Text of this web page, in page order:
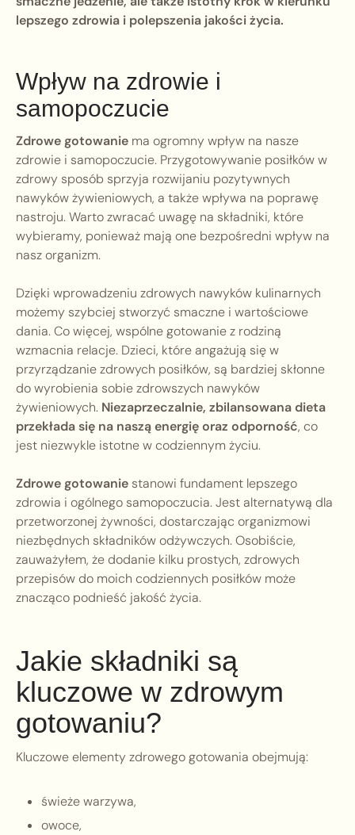
lepszego zdrowia i polepszenia jakości życia.
Wpływ na zdrowie i
samopoczucie
Zdrowe gotowanie ma ogromny wpływ na nasze
zdrowie i samopoczucie. Przygotowywanie posiłków w
zdrowy sposób sprzyja rozwijaniu pozytywnych
nawyków żywieniowych, a także wpływa na poprawę
nastroju. Warto zwracać uwagę na składniki, które
wybieramy, ponieważ mają one bezpośredni wpływ na
nasz organizm.
Dzięki wprowadzeniu zdrowych nawyków kulinarnych
możemy szybciej stworzyć smaczne i wartościowe
dania. Co więcej, wspólne gotowanie z rodziną
wzmacnia relacje. Dzieci, które angażują się w
przyrządzanie zdrowych posiłków, są bardziej skłonne
do wyrobienia sobie zdrowszych nawyków
żywieniowych. Niezaprzeczalnie, zbilansowana dieta
przekłada się na naszą energię oraz odporność, co
jest niezwykle istotne w codziennym życiu.
Zdrowe gotowanie stanowi fundament lepszego
zdrowia i ogólnego samopoczucia. Jest alternatywą dla
przetworzonej żywności, dostarczając organizmowi
niezbędnych składników odżywczych. Osobiście,
zauważyłem, że dodanie kilku prostych, zdrowych
przepisów do moich codziennych posiłków może
znacząco podnieść jakość życia.
Jakie składniki są
kluczowe w zdrowym
gotowaniu?
Kluczowe elementy zdrowego gotowania obejmują:
świeże warzywa,
owoce,